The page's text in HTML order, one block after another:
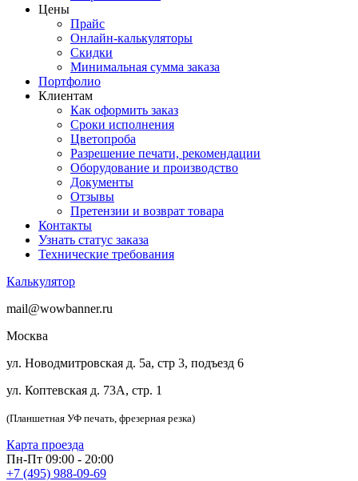
Цены
Прайс
Онлайн-калькуляторы
Скидки
Минимальная сумма заказа
Портфолио
Клиентам
Как оформить заказ
Сроки исполнения
Цветопроба
Разрешение печати, рекомендации
Оборудование и производство
Документы
Отзывы
Претензии и возврат товара
Контакты
Узнать статус заказа
Технические требования
Калькулятор
mail@wowbanner.ru
Москва
ул. Новодмитровская д. 5а, стр 3, подъезд 6
ул. Коптевская д. 73А, стр. 1
(Планшетная УФ печать, фрезерная резка)
Карта проезда
Пн-Пт 09:00 - 20:00
+7 (495) 988-09-69